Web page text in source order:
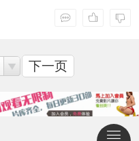
下一页